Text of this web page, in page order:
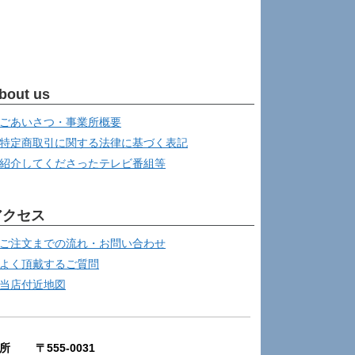
us
ごあいさつ・事業所概要
特定商取引に関する法律に基づく表記
紹介してくださったテレビ番組等
セス
ご注文までの流れ・お問い合わせ
よく頂戴するご質問
当店付近地図
所 〒555-0031